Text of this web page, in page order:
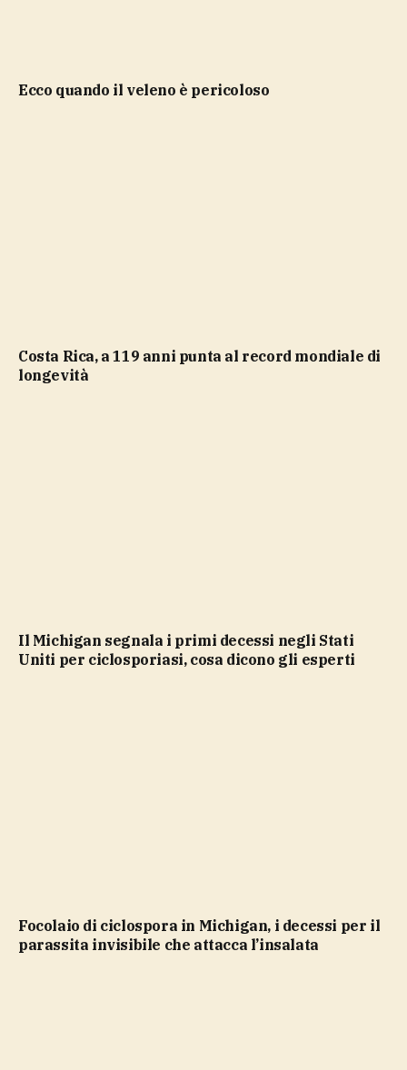
ecco quando il veleno è pericoloso
Costa Rica, a 119 anni punta al record mondiale di
longevità
Il Michigan segnala i primi decessi negli Stati
Uniti per ciclosporiasi, cosa dicono gli esperti
Focolaio di ciclospora in Michigan, i decessi per il
parassita invisibile che attacca l’insalata